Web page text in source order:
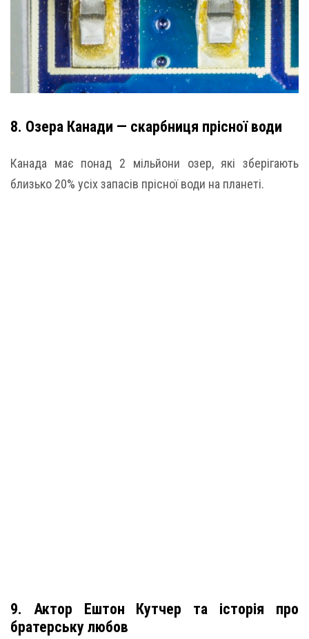
8. Озера Канади — скарбниця прісної води
Канада має понад 2 мільйони озер, які зберігають
близько 20% усіх запасів прісної води на планеті.
9. Актор Ештон Кутчер та історія про
братерську любов